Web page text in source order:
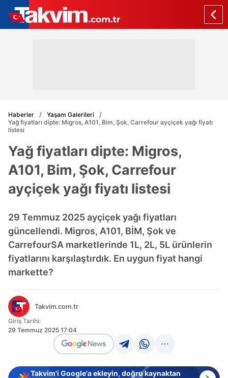
Haberler
Yaşam Galerileri
Yağ fiyatları dipte: Migros, A101, Bim, Şok, Carrefour ayçiçek yağı fiyatı
listesi
Yağ fiyatları dipte: Migros,
A101, Bim, Şok, Carrefour
ayçiçek yağı fiyatı listesi
29 Temmuz 2025 ayçiçek yağı fiyatları
güncellendi. Migros, A101, BİM, Şok ve
CarrefourSA marketlerinde 1L, 2L, 5L ürünlerin
fiyatlarını karşılaştırdık. En uygun fiyat hangi
markette?
Takvim.com.tr
Giriş Tarihi:
29 Temmuz 2025 17:04
Takvim'i Google'a ekleyin, doğru kaynaktan